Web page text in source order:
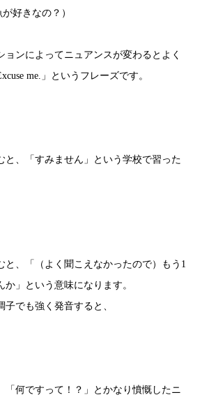
好きなの？）
ョンによってニュアンスが変わるとよく
me.」というフレーズです。
と、「すみません」という学校で習った
と、「（よく聞こえなかったので）もう1
か」という意味になります。
子でも強く発音すると、
「何ですって！？」とかなり憤慨したニ